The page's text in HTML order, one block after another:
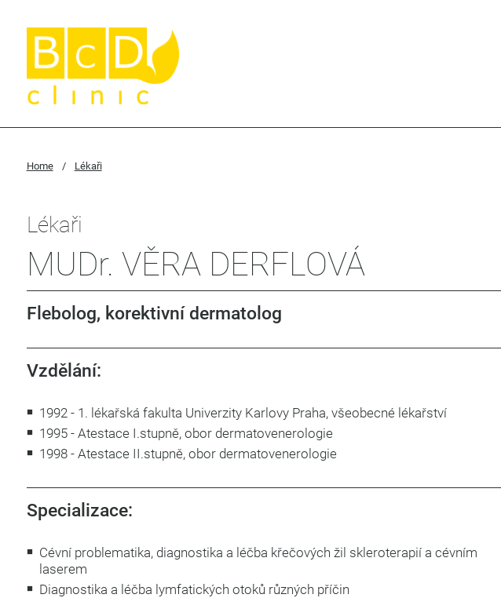
Home / Lékaři
Lékaři
MUDr. VĚRA DERFLOVÁ
Flebolog, korektivní dermatolog
Vzdělání:
1992 - 1. lékařská fakulta Univerzity Karlovy Praha, všeobecné lékařství
1995 - Atestace I.stupně, obor dermatovenerologie
​1​998 - Atestace II.stupně, obor dermatovenerologie
Specializace:
Cévní problematika, diagnostika a léčba křečových žil skleroterapií a cévním
laserem
Diagnostika a léčba lymfatických otoků různých příčin